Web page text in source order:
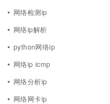
网络检测ip
网络ip解析
python网络ip
网络ip icmp
网络分析ip
网络网卡ip